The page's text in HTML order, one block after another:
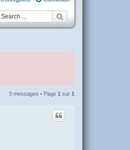
3 messages • Page 1 sur 1